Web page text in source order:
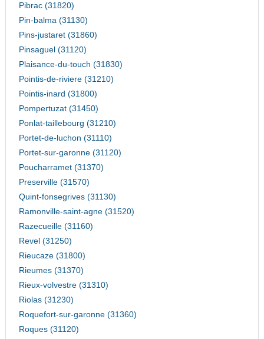
Pibrac (31820)
Pin-balma (31130)
Pins-justaret (31860)
Pinsaguel (31120)
Plaisance-du-touch (31830)
Pointis-de-riviere (31210)
Pointis-inard (31800)
Pompertuzat (31450)
Ponlat-taillebourg (31210)
Portet-de-luchon (31110)
Portet-sur-garonne (31120)
Poucharramet (31370)
Preserville (31570)
Quint-fonsegrives (31130)
Ramonville-saint-agne (31520)
Razecueille (31160)
Revel (31250)
Rieucaze (31800)
Rieumes (31370)
Rieux-volvestre (31310)
Riolas (31230)
Roquefort-sur-garonne (31360)
Roques (31120)